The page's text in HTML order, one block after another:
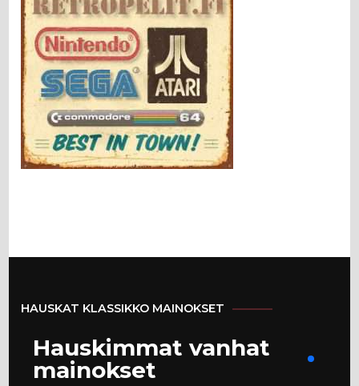
HAUSKAT KLASSIKKO MAINOKSET
Hauskimmat vanhat
mainokset